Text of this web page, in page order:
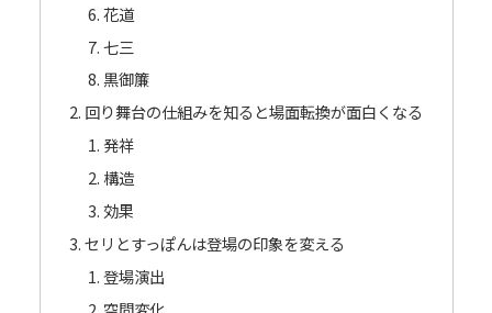
花道
七三
黒御簾
回り舞台の仕組みを知ると場面転換が面白くなる
発祥
構造
効果
セリとすっぽんは登場の印象を変える
登場演出